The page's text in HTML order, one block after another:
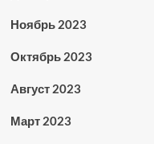
Ноябрь 2023
Октябрь 2023
Август 2023
Март 2023